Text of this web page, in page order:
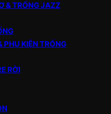
& TRỐNG JAZZ
PHỤ KIỆN TRỐNG
RỜI